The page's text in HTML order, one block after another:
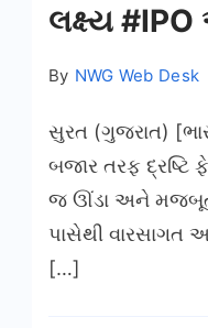
લક્ષ્ય
By NWG Web Desk
સુરત (ગુજરાત)
બજાર તરફ
જ ઊંડા અને મજબૂત
પાસેથી
[…]